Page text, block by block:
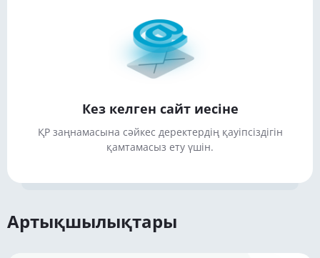
Кез келген сайт иесіне
ҚР заңнамасына сәйкес деректердің қауіпсіздігін
қамтамасыз ету үшін.
Артықшылықтары